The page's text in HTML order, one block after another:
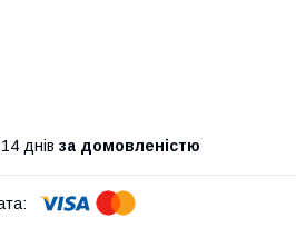
днів за домовленістю